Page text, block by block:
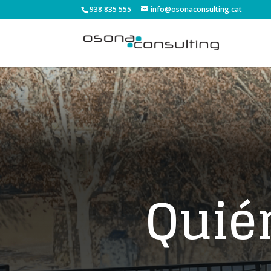
938 835 555 info@osonaconsulting.cat